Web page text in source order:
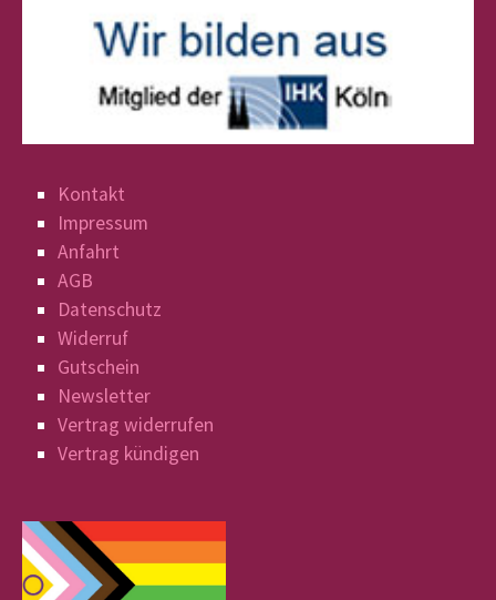
Kontakt
Impressum
Anfahrt
AGB
Datenschutz
Widerruf
Gutschein
Newsletter
Vertrag widerrufen
Vertrag kündigen